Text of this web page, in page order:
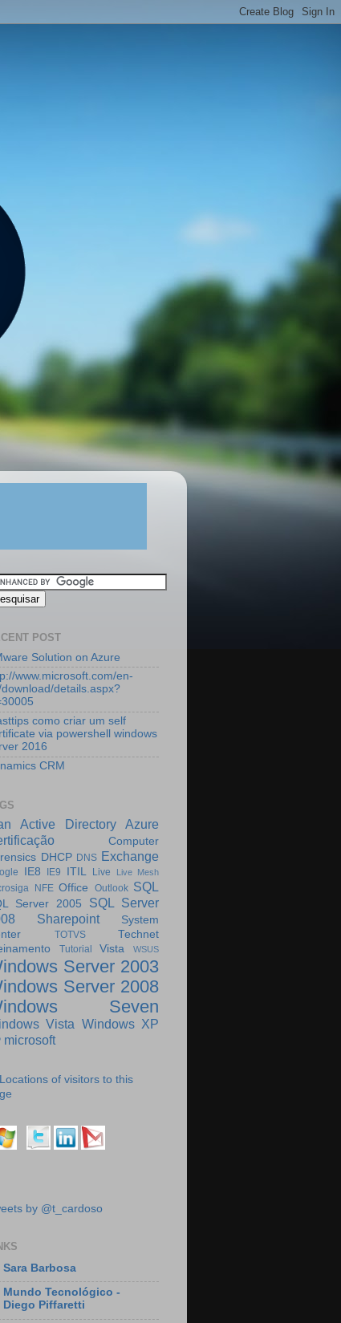
POST
Solution on Azure
www.microsoft.com/en-
download/details.aspx?
como criar um self
via powershell windows
2016
CRM
Active Directory
Azure
Computer
DHCP DNS Exchange
IE8 IE9 ITIL Live Live Mesh
NFE Office Outlook SQL
Server 2005
SQL Server
Sharepoint
System
TOTVS
Technet
Tutorial Vista WSUS
Server 2003
Server 2008
Seven
Vista Windows XP
microsoft
by @t_cardoso
Sara Barbosa
Mundo Tecnológico -
Diego Piffaretti